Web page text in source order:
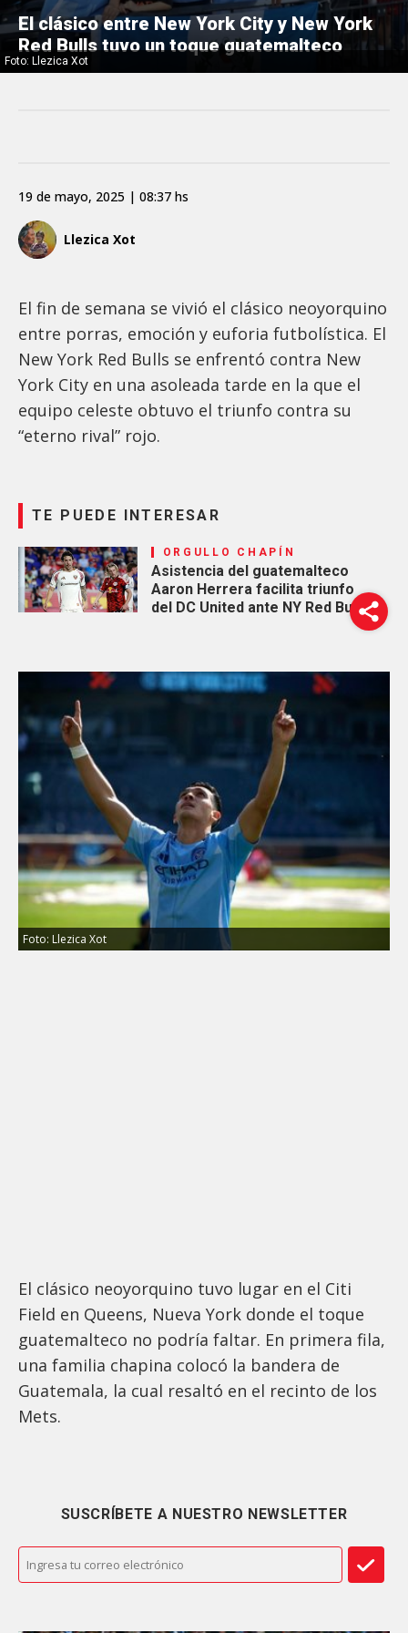
Foto: Llezica Xot
El clásico entre New York City y New York
Red Bulls tuvo un toque guatemalteco
Llezica Xot
19 de mayo, 2025 | 08:37 hs
El fin de semana se vivió el clásico neoyorquino
entre porras, emoción y euforia futbolística. El
New York Red Bulls se enfrentó contra New
York City en una asoleada tarde en la que el
equipo celeste obtuvo el triunfo contra su
“eterno rival” rojo.
TE PUEDE INTERESAR
ORGULLO CHAPÍN
Asistencia del guatemalteco
Aaron Herrera facilita triunfo
del DC United ante NY Red Bulls
Foto: Llezica Xot
El clásico neoyorquino tuvo lugar en el Citi
Field en Queens, Nueva York donde el toque
guatemalteco no podría faltar. En primera fila,
una familia chapina colocó la bandera de
Guatemala, la cual resaltó en el recinto de los
Mets.
SUSCRÍBETE A NUESTRO NEWSLETTER